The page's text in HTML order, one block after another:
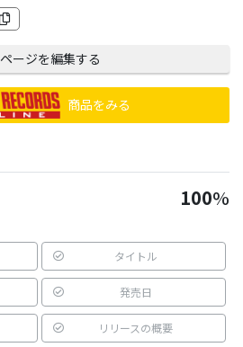
ページを編集する
商品をみる
100%
タイトル
発売日
リリースの概要